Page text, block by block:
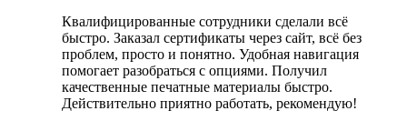
Квалифицированные сотрудники сделали всё
быстро. Заказал сертификаты через сайт, всё без
проблем, просто и понятно. Удобная навигация
помогает разобраться с опциями. Получил
качественные печатные материалы быстро.
Действительно приятно работать, рекомендую!